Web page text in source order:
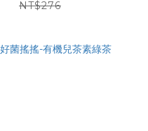
NT$276